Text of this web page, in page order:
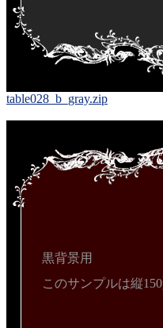
table028_b_gray.zip
黒背景用
このサンプルは縦